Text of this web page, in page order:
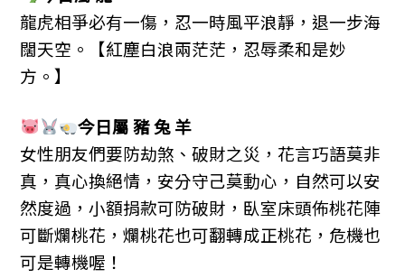
龍虎相爭必有一傷，忍一時風平浪靜，退一步海
闊天空。【紅塵白浪兩茫茫，忍辱柔和是妙
方。】
今日屬 豬 兔 羊
女性朋友們要防劫煞、破財之災，花言巧語莫非
真，真心換絕情，安分守己莫動心，自然可以安
然度過，小額捐款可防破財，臥室床頭佈桃花陣
可斷爛桃花，爛桃花也可翻轉成正桃花，危機也
可是轉機喔！